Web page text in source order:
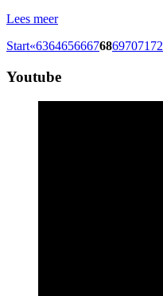
Lees meer
Start«636465666768697071 72
Youtube